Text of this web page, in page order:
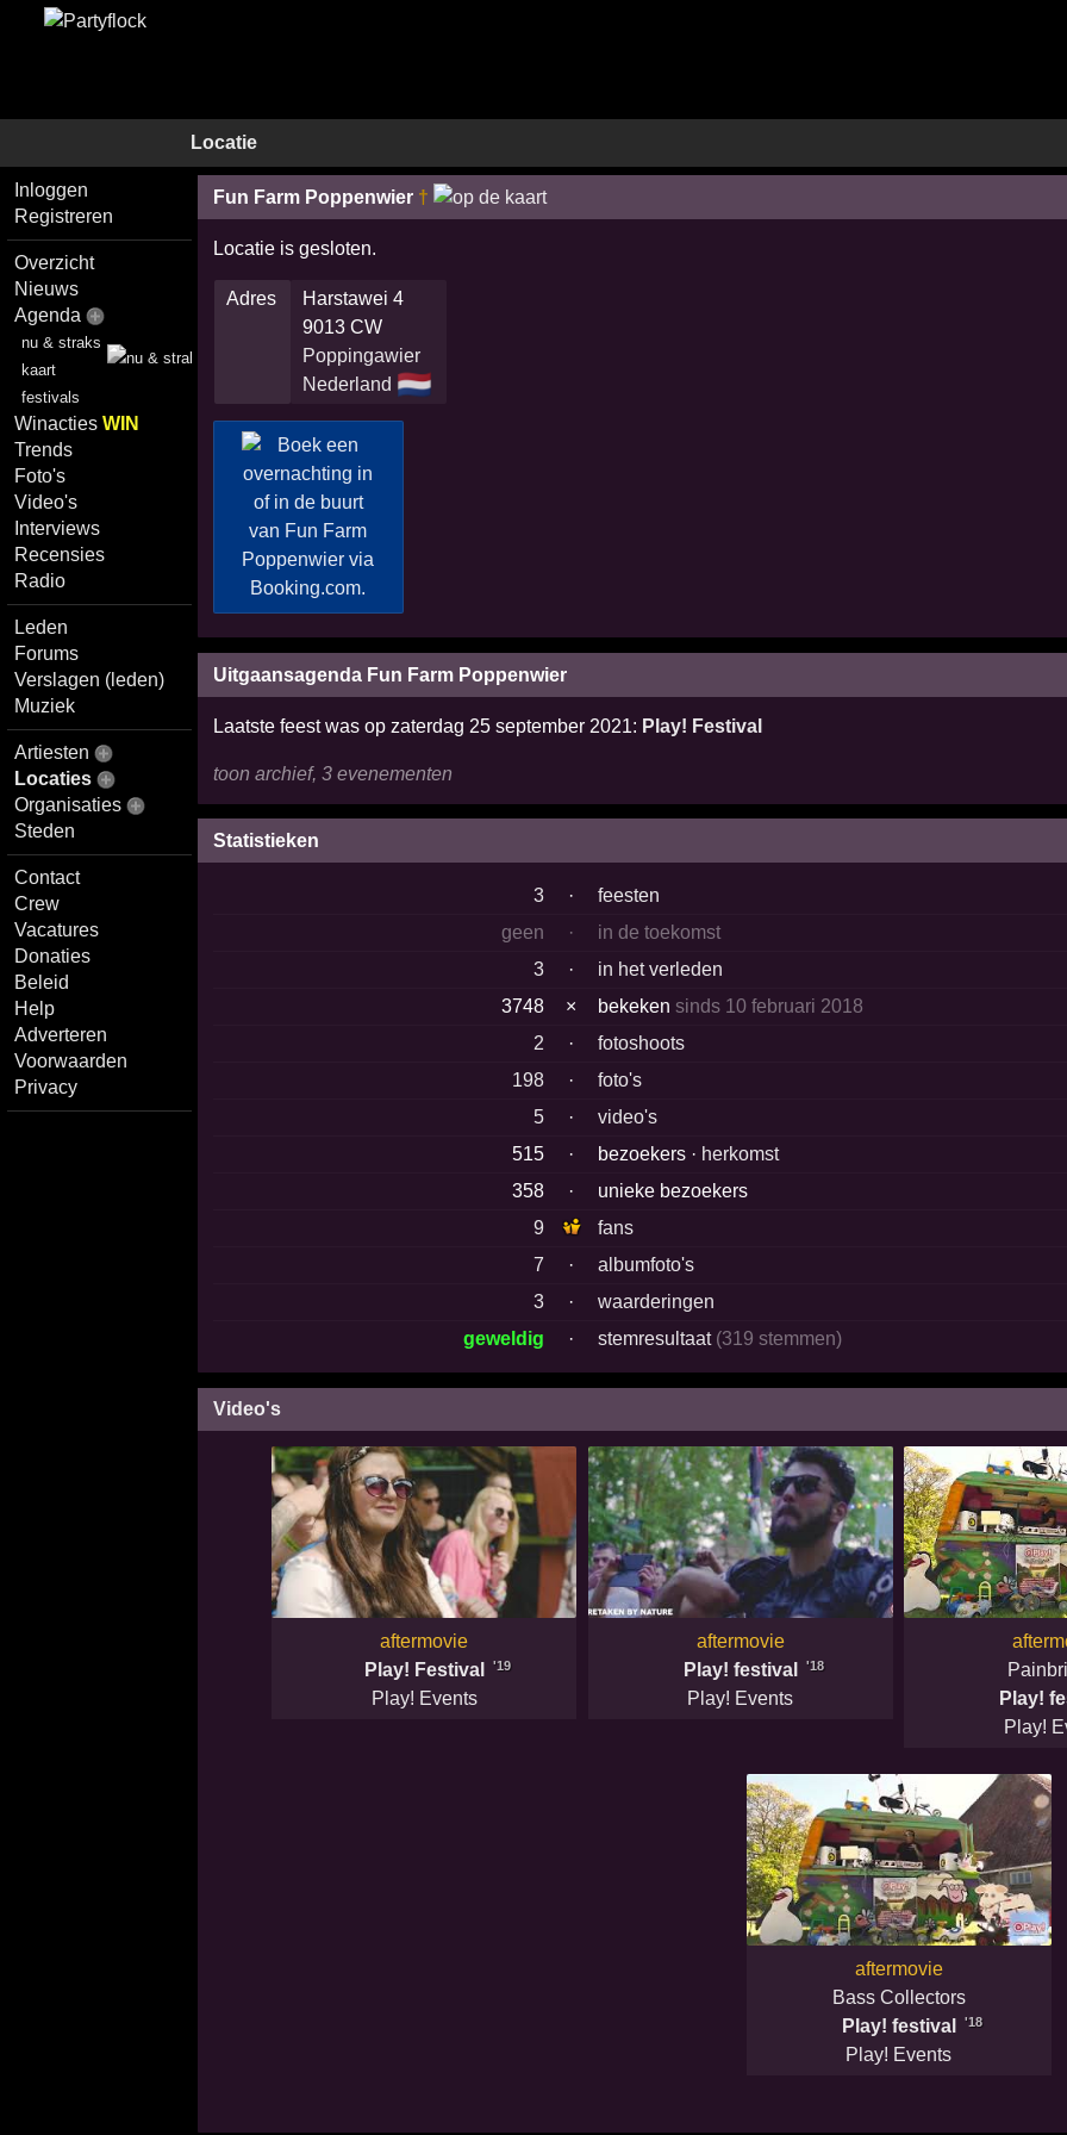
Locatie
Inloggen
Registreren
Overzicht
Nieuws
Agenda
nu & straks
kaart
festivals
WinactiesWIN
Trends
Foto's
Video's
Interviews
Recensies
Radio
Leden
Forums
Verslagen (leden)
Muziek
Artiesten
Locaties
Organisaties
Steden
Contact
Crew
Vacatures
Donaties
Beleid
Help
Adverteren
Voorwaarden
Privacy
Fun Farm Poppenwier †
Locatie is gesloten.
Adres
Harstawei 4
9013 CW
Poppingawier
Nederland 🇳🇱
Uitgaansagenda Fun Farm Poppenwier
Laatste feest was op zaterdag 25 september 2021: Play! Festival
toon archief, 3 evenementen
Statistieken
3 ·
feesten
geen
·
in de toekomst
3
·
in het verleden
3748
× bekekensinds 10 februari 2018
2
·
fotoshoots
198
·
foto's
5
·
video's
515
· bezoekers · herkomst
358
·
unieke bezoekers
9
fans
7
·
albumfoto's
3
·
waarderingen
geweldig
· stemresultaat (319 stemmen)
Video's
aftermovie
Play! Festival
'19
Play! Events
aftermovie
Play! festival
'18
Play! Events
Play!
Play!
aftermovie
Bass Collectors
Play! festival
'18
Play! Events